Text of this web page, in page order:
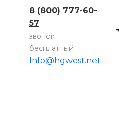
8 (800) 777-60-
57
звонок
бесплатный
Info@hgwest.net